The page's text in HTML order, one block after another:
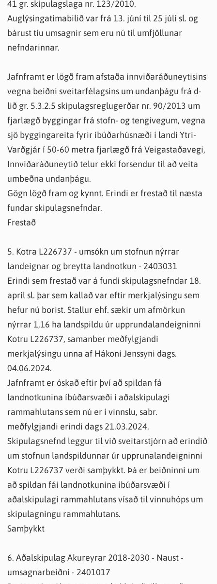
41 gr. skipulagslaga nr. 123/2010.
Auglýsingatímabilið var frá 13. júní til 25 júlí sl. og
bárust tíu umsagnir sem eru nú til umfjöllunar
nefndarinnar.
Jafnframt er lögð fram afstaða innviðaráðuneytisins
vegna beiðni sveitarfélagsins um undanþágu frá d-
lið gr. 5.3.2.5 skipulagsreglugerðar nr. 90/2013 um
fjarlægð byggingar frá stofn- og tengivegum, vegna
sjö byggingareita fyrir íbúðarhúsnæði í landi Ytri-
Varðgjár í 50-60 metra fjarlægð frá Veigastaðavegi,
Innviðaráðuneytið telur ekki forsendur til að veita
umbeðna undanþágu.
Gögn lögð fram og kynnt. Erindi er frestað til næsta
fundar skipulagsnefndar.
Frestað
5. Kotra L226737 - umsókn um stofnun nýrrar
landeignar og breytta landnotkun - 2403031
Erindi sem frestað var á fundi skipulagsnefndar 18.
apríl sl. þar sem kallað var eftir merkjalýsingu sem
hefur nú borist. Stallur ehf. sækir um afmörkun
nýrrar 1,16 ha landspildu úr upprundalandeigninni
Kotru L226737, samanber meðfylgjandi
merkjalýsingu unna af Hákoni Jenssyni dags.
04.06.2024.
Jafnframt er óskað eftir því að spildan fá
landnotkunina íbúðarsvæði í aðalskipulagi
rammahlutans sem nú er í vinnslu, sabr.
meðfylgjandi erindi dags 21.03.2024.
Skipulagsnefnd leggur til við sveitarstjórn að erindið
um stofnun landspildunnar úr upprunalandeigninni
Kotru L226737 verði samþykkt. Þá er beiðninni um
að spildan fái landnotkunina íbúðarsvæði í
aðalskipulagi rammahlutans vísað til vinnuhóps um
skipulagningu rammahlutans.
Samþykkt
6. Aðalskipulag Akureyrar 2018-2030 - Naust -
umsagnarbeiðni - 2401017